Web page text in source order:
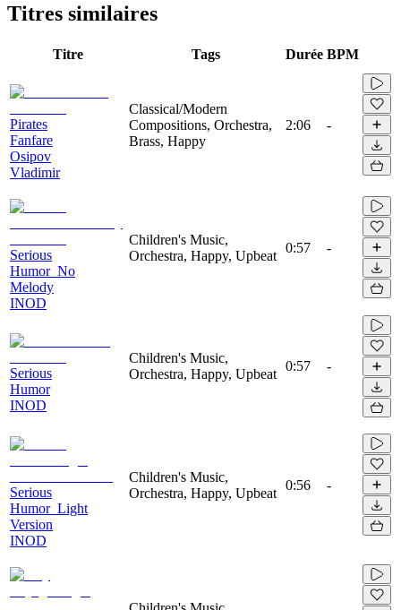
Titres similaires
Titre Tags Durée BPM
Pirates
Fanfare
Osipov
Vladimir
Classical/Modern
Compositions, Orchestra,
Brass, Happy
2:06 -
Serious
Humor_No
Melody
INOD
Children's Music,
Orchestra, Happy, Upbeat
0:57 -
Serious
Humor
INOD
Children's Music,
Orchestra, Happy, Upbeat
0:57 -
Serious
Humor_Light
Version
INOD
Children's Music,
Orchestra, Happy, Upbeat
0:56 -